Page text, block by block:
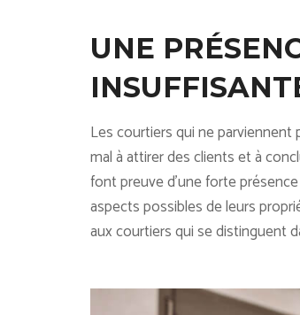
UNE
Les courtiers qui ne
mal à attirer des clients et à
font preuve d’une forte
aspects possibles de leurs
aux courtiers qui se distinguent